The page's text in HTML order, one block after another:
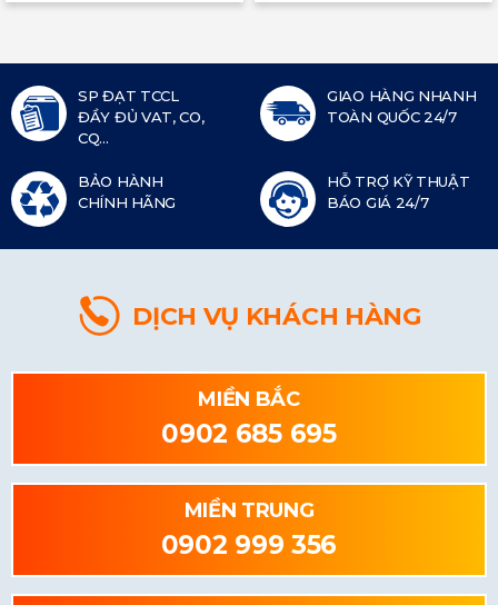
SP ĐẠT TCCL
ĐẦY ĐỦ VAT, CO,
CQ...
GIAO HÀNG NHANH
TOÀN QUỐC 24/7
BẢO HÀNH
CHÍNH HÃNG
HỖ TRỢ KỸ THUẬT
BÁO GIÁ 24/7
DỊCH VỤ KHÁCH HÀNG
MIỀN BẮC
0902 685 695
MIỀN TRUNG
0902 999 356